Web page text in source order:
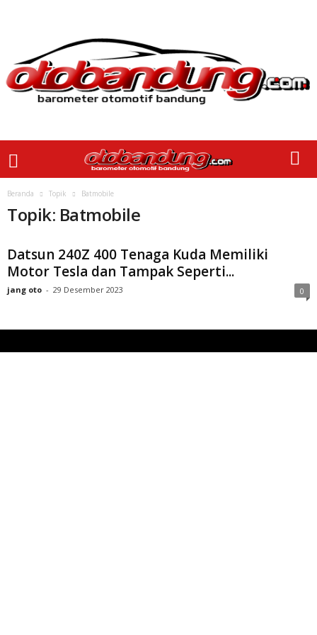
Beranda Topik Batmobile
Topik: Batmobile
Datsun 240Z 400 Tenaga Kuda Memiliki
Motor Tesla dan Tampak Seperti...
jang oto - 29 Desember 2023 0